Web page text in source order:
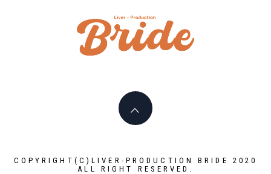
COPYRIGHT(C)LIVER-PRODUCTION BRIDE 2020
ALL RIGHT RESERVED.